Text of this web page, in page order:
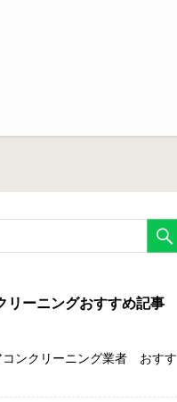
リーニングおすすめ記事
コンクリーニング業者 おすす